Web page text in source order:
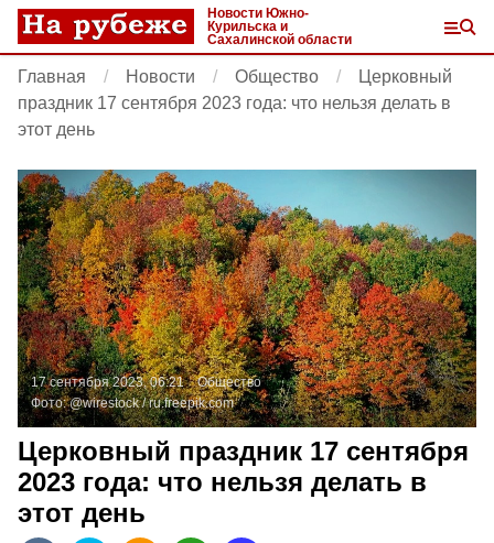
Новости Южно-
Курильска и
Сахалинской области
Главная Новости Общество
Церковный
праздник 17 сентября 2023 года: что нельзя делать в
этот день
17 сентября 2023, 06:21
Общество
Фото:@wirestock /ru.freepik.com
Церковный праздник 17 сентября
2023 года: что нельзя делать в
этот день